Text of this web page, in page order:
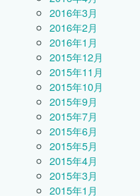
2016年3月
2016年2月
2016年1月
2015年12月
2015年11月
2015年10月
2015年9月
2015年7月
2015年6月
2015年5月
2015年4月
2015年3月
2015年1月